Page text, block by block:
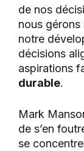
de nos
nous
notre
décisions
aspirations
durable.
Mark
de s’en
se